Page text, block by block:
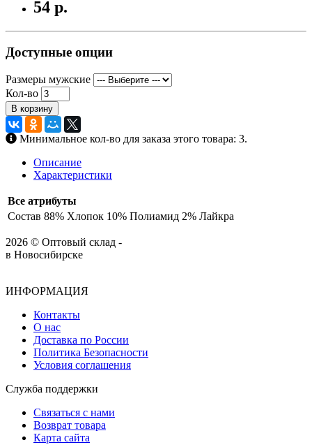
54 р.
Доступные опции
Размеры мужские
Кол-во
В корзину
Минимальное кол-во для заказа этого товара: 3.
Описание
Характеристики
Все атрибуты
Состав 88% Хлопок 10% Полиамид 2% Лайкра
2026 © Оптовый склад -
в Новосибирске
ИНФОРМАЦИЯ
Контакты
О нас
Доставка по России
Политика Безопасности
Условия соглашения
Служба поддержки
Связаться с нами
Возврат товара
Карта сайта